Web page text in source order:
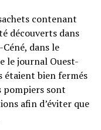
contenant
découverts dans
dans le
le journal Ouest-
étaient bien fermés
pompiers sont
afin d’éviter que